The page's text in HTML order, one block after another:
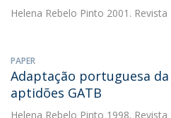
Helena Rebelo Pinto 2001.
PAPER
Adaptação portuguesa
aptidões GATB
Helena Rebelo Pinto 1998.